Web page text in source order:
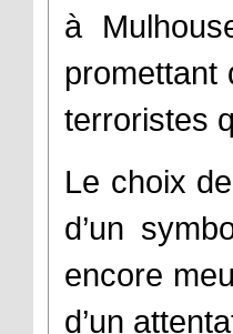
à
promettant
terroristes
Le choix
d’un
encore
d’un